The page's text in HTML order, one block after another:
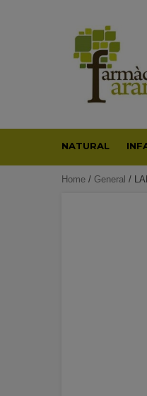
NATURAL
Home / General /